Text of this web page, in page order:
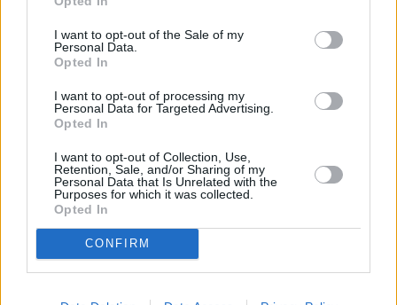
I want to opt-out of the Sale of my
Personal Data.
Opted In
I want to opt-out of processing my
Personal Data for Targeted Advertising.
Opted In
I want to opt-out of Collection, Use,
Retention, Sale, and/or Sharing of my
Personal Data that Is Unrelated with the
Purposes for which it was collected.
Opted In
CONFIRM